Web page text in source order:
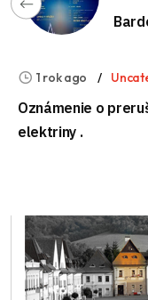
1 rok ago
Oznámenie o
elektriny .